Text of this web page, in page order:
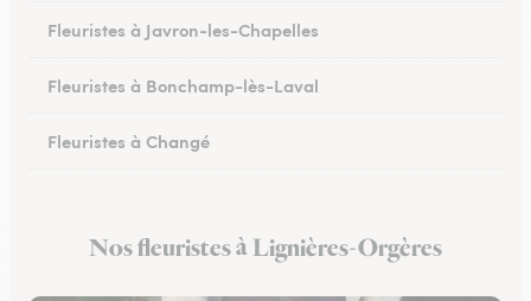
Fleuristes à Javron-les-Chapelles
Fleuristes à Bonchamp-lès-Laval
Fleuristes à Changé
Fleuristes à Pré-en-Pail-Saint-Samson
Nos fleuristes à Lignières-Orgères